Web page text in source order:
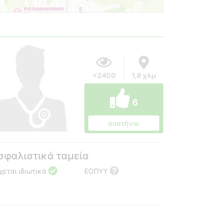
<2400 1,8 χλμ
6
συστήνω
ταμεία
ιδιωτικά ΕΟΠΥΥ